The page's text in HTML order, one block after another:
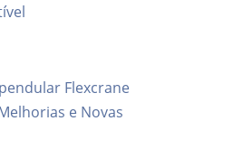
Flexcrane
e Novas